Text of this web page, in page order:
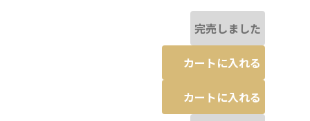
ブラック
完売しました
カートに入れる
カートに入れる